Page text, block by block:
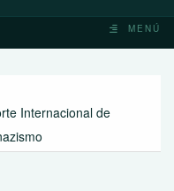
MENÚ
Internacional de